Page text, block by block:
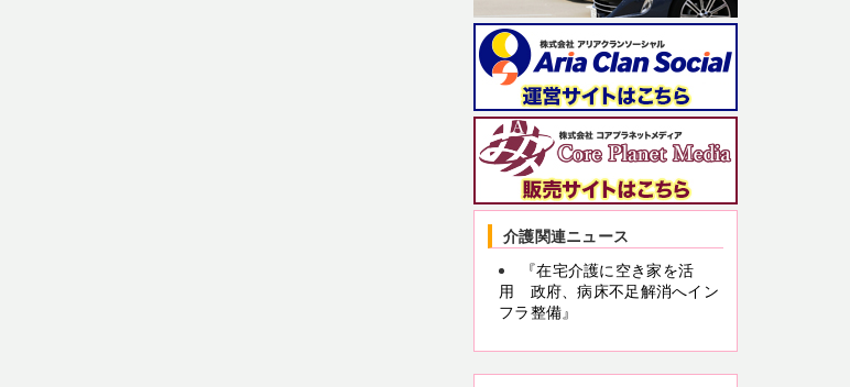
介護関連ニュース
『在宅介護に空き家を活
用 政府、病床不足解消へイン
フラ整備』